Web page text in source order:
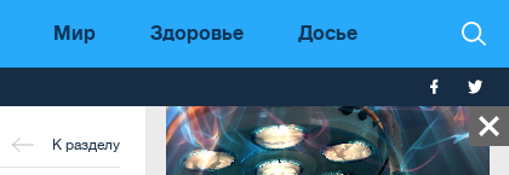
Мир Здоровье Досье
К разделу